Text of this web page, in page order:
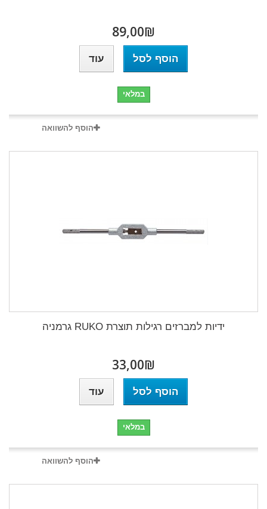
₪‎89,00
הוסף לסל עוד
במלאי
הוסף להשוואה
ידיות למברזים רגילות תוצרת RUKO גרמניה
₪‎33,00
הוסף לסל עוד
במלאי
הוסף להשוואה